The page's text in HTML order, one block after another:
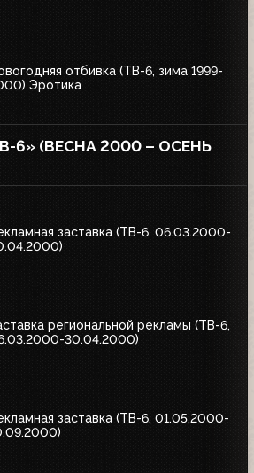
отбивка (ТВ-6, зима 1999-
Эротика
6» (ВЕСНА 2000 – ОСЕНЬ
заставка (ТВ-6, 06.03.2000-
региональной рекламы (ТВ-6,
30.04.2000)
заставка (ТВ-6, 01.05.2000-